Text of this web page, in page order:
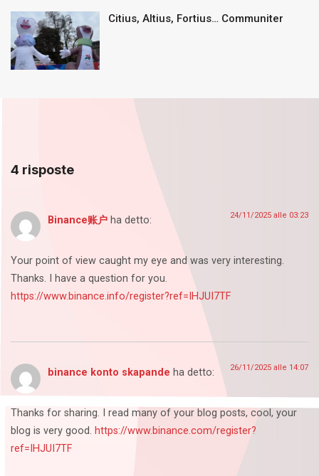
Citius, Altius, Fortius… Communiter
4 risposte
Binance账户 ha detto: 24/11/2025 alle 03:23
Your point of view caught my eye and was very interesting.
Thanks. I have a question for you.
https://www.binance.info/register?ref=IHJUI7TF
binance konto skapande ha detto: 26/11/2025 alle 14:07
Thanks for sharing. I read many of your blog posts, cool, your
blog is very good. https://www.binance.com/register?
ref=IHJUI7TF